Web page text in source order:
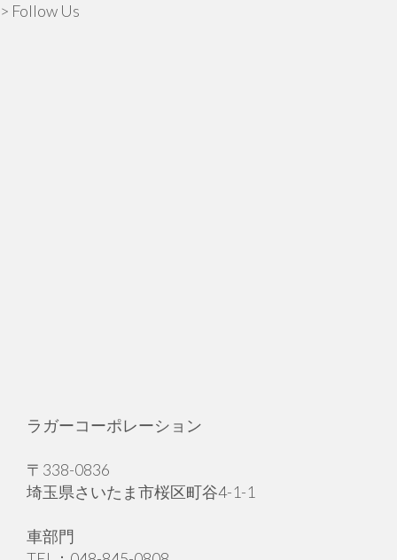
> Follow Us
ラガーコーポレーション
〒338-0836
埼玉県さいたま市桜区町谷4-1-1
車部門